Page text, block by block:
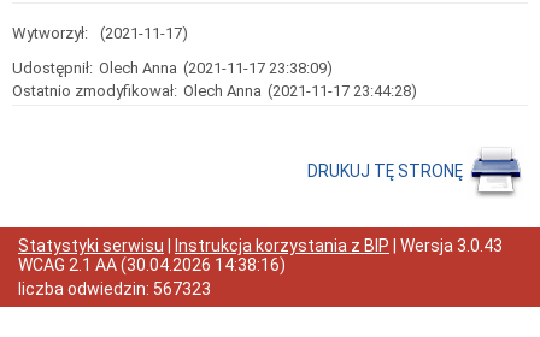
Ochrony
Zabytków
Poradnik
klienta
Opłaty
skarbowe
Szukam
legalnie
Wytworzył:
(2021-11-17)
Udostępnił: Olech Anna (2021-11-17 23:38:09)
Ostatnio zmodyfikował: Olech Anna (2021-11-17 23:44:28)
DRUKUJ TĘ STRONĘ
Statystyki serwisu Instrukcja korzystania z BIP | Wersja 3.0.43
WCAG 2.1 AA(30.04.2026 14:38:16)
liczba odwiedzin: 567323